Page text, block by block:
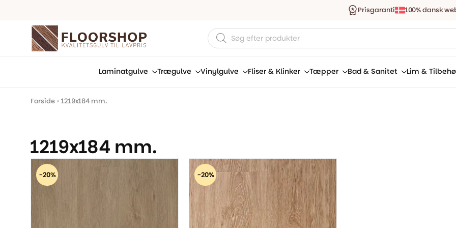
Prisgaranti 100% dansk
Products
search
Laminatgulve Trægulve Vinylgulve Fliser & Klinker Tæpper Bad & Sanitet Lim &
Forside • 1219x184 mm.
1219x184 mm.
-20% -20%